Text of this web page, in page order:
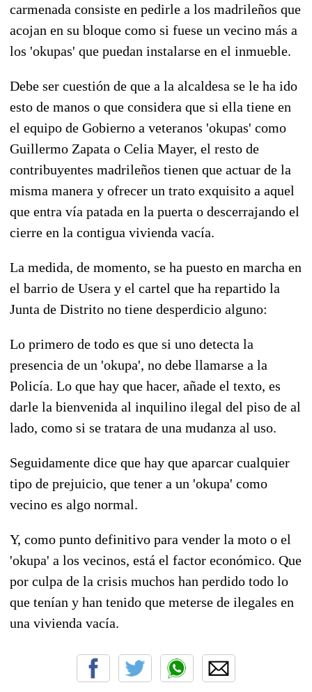
carmenada consiste en pedirle a los madrileños que
acojan en su bloque como si fuese un vecino más a
los 'okupas' que puedan instalarse en el inmueble.
Debe ser cuestión de que a la alcaldesa se le ha ido
esto de manos o que considera que si ella tiene en
el equipo de Gobierno a veteranos 'okupas' como
Guillermo Zapata o Celia Mayer, el resto de
contribuyentes madrileños tienen que actuar de la
misma manera y ofrecer un trato exquisito a aquel
que entra vía patada en la puerta o descerrajando el
cierre en la contigua vivienda vacía.
La medida, de momento, se ha puesto en marcha en
el barrio de Usera y el cartel que ha repartido la
Junta de Distrito no tiene desperdicio alguno:
Lo primero de todo es que si uno detecta la
presencia de un 'okupa', no debe llamarse a la
Policía. Lo que hay que hacer, añade el texto, es
darle la bienvenida al inquilino ilegal del piso de al
lado, como si se tratara de una mudanza al uso.
Seguidamente dice que hay que aparcar cualquier
tipo de prejuicio, que tener a un 'okupa' como
vecino es algo normal.
Y, como punto definitivo para vender la moto o el
'okupa' a los vecinos, está el factor económico. Que
por culpa de la crisis muchos han perdido todo lo
que tenían y han tenido que meterse de ilegales en
una vivienda vacía.